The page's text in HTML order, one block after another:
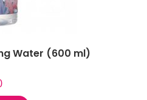
Water (600 ml)